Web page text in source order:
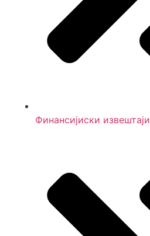
Финансијиски извештаји